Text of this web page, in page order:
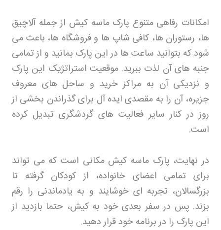
امکانات رفاهی متنوع پارک ماسه کیش از جمله آلاچیق
ها، رستوران ها، کافی شاپ ها و فروشگاه ها، باعث می
شود که بتوانید ساعت ها در این پارک بمانید و از تمامی
جنبه های آن لذت ببرید. موقعیت استراتژیک این پارک
و نزدیکی آن به مراکز خرید و ساحل های معروف
جزیره، آن را به مقصدی ایده آل برای گذراندن بخشی از
روز در کنار سایر فعالیت های گردشگری تبدیل کرده
است.
در نهایت، پارک ماسه کیش مکانی است که می تواند
برای تمامی اعضای خانواده، از کودکان گرفته تا
بزرگسالان، تجربه ای خوشایند و به یادماندنی را رقم
بزند. پس در سفر بعدی خود به کیش، حتما بازدید از
این پارک را در برنامه خود قرار دهید.